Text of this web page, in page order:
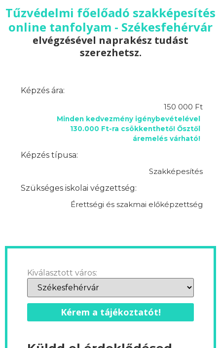
Tűzvédelmi főelőadó szakképesítés
online tanfolyam - Székesfehérvár
elvégzésével naprakész tudást
szerezhetsz.
Képzés ára:
150 000 Ft
Minden kedvezmény igénybevételével
130.000 Ft-ra csökkenthető! Ősztől
áremelés várható!
Képzés típusa:
Szakképesítés
Szükséges iskolai végzettség:
Érettségi és szakmai előképzettség
Kiválasztott város:
Kérem a tájékoztatót!